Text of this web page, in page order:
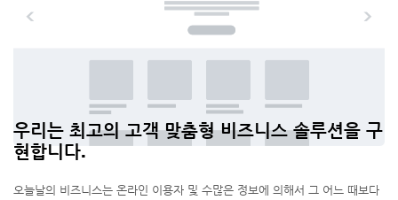
우리는 최고의 고객 맞춤형 비즈니스 솔루션을 구
현합니다.
오늘날의 비즈니스는 온라인 이용자 및 수많은 정보에 의해서 그 어느 때보다